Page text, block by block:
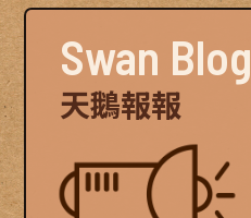
Swan Blog
天鵝報報